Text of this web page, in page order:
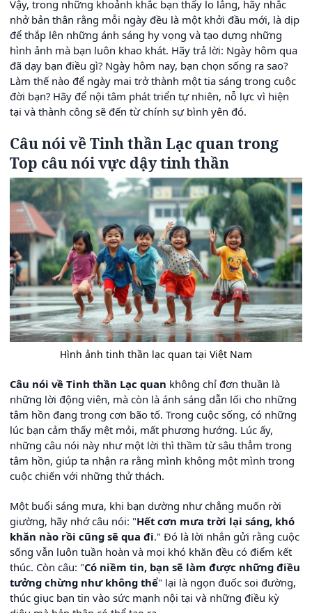
Vậy, trong những khoảnh khắc bạn thấy lo lắng, hãy nhắc
nhở bản thân rằng mỗi ngày đều là một khởi đầu mới, là dịp
để thắp lên những ánh sáng hy vọng và tạo dựng những
hình ảnh mà bạn luôn khao khát. Hãy trả lời: Ngày hôm qua
đã dạy bạn điều gì? Ngày hôm nay, bạn chọn sống ra sao?
Làm thế nào để ngày mai trở thành một tia sáng trong cuộc
đời bạn? Hãy để nội tâm phát triển tự nhiên, nỗ lực vì hiện
tại và thành công sẽ đến từ chính sự bình yên đó.
Câu nói về Tinh thần Lạc quan trong
Top câu nói vực dậy tinh thần
Hình ảnh tinh thần lạc quan tại Việt Nam
Câu nói về Tinh thần Lạc quan không chỉ đơn thuần là
những lời động viên, mà còn là ánh sáng dẫn lối cho những
tâm hồn đang trong cơn bão tố. Trong cuộc sống, có những
lúc bạn cảm thấy mệt mỏi, mất phương hướng. Lúc ấy,
những câu nói này như một lời thì thầm từ sâu thẳm trong
tâm hồn, giúp ta nhận ra rằng mình không một mình trong
cuộc chiến với những thử thách.
Một buổi sáng mưa, khi bạn dường như chẳng muốn rời
giường, hãy nhớ câu nói: "Hết cơn mưa trời lại sáng, khó
khăn nào rồi cũng sẽ qua đi." Đó là lời nhắn gửi rằng cuộc
sống vẫn luôn tuần hoàn và mọi khó khăn đều có điểm kết
thúc. Còn câu: "Có niềm tin, bạn sẽ làm được những điều
tưởng chừng như không thể" lại là ngọn đuốc soi đường,
thúc giục bạn tin vào sức mạnh nội tại và những điều kỳ